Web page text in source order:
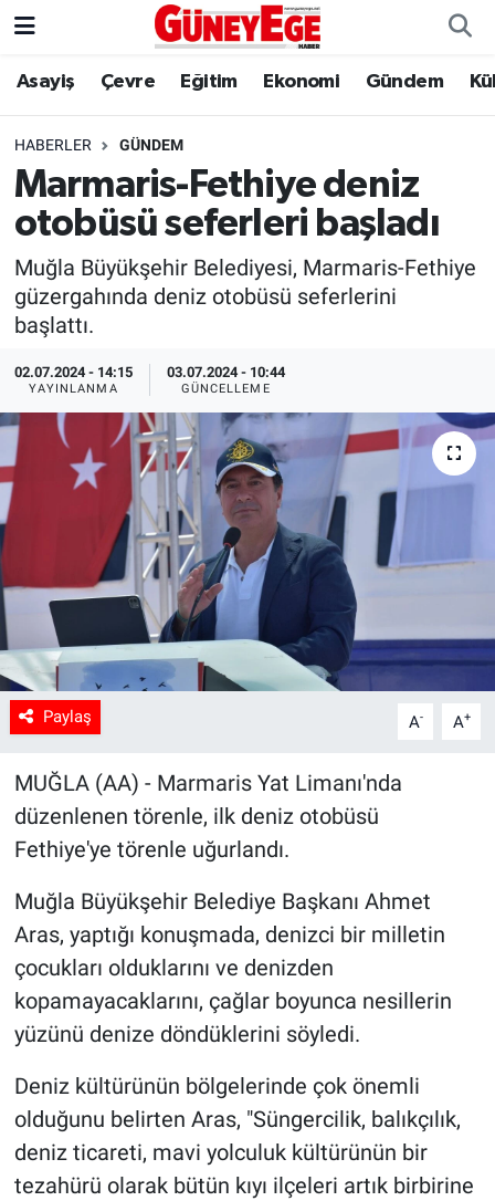
Asayiş Çevre Eğitim Ekonomi Gündem
HABERLER GÜNDEM
Marmaris-Fethiye deniz
otobüsü seferleri başladı
Muğla Büyükşehir Belediyesi, Marmaris-Fethiye
güzergahında deniz otobüsü seferlerini
başlattı.
02.07.2024 - 14:15
YAYINLANMA
03.07.2024 - 10:44
GÜNCELLEME
Paylaş A- A+
MUĞLA (AA) - Marmaris Yat Limanı'nda
düzenlenen törenle, ilk deniz otobüsü
Fethiye'ye törenle uğurlandı.
Muğla Büyükşehir Belediye Başkanı Ahmet
Aras, yaptığı konuşmada, denizci bir milletin
çocukları olduklarını ve denizden
kopamayacaklarını, çağlar boyunca nesillerin
yüzünü denize döndüklerini söyledi.
Deniz kültürünün bölgelerinde çok önemli
olduğunu belirten Aras, "Süngercilik, balıkçılık,
deniz ticareti, mavi yolculuk kültürünün bir
tezahürü olarak bütün kıyı ilçeleri artık birbirine
Asayiş
Çevre
Eğitim
Ekonomi
Gündem
Kültür Sanat
Magazin
Politika
Sağlık
Spor
Yaşam
Tarım
İstanbul Hava Durumu
İstanbul Trafik Yoğunluk Haritası
Süper Lig Puan Durumu ve Fikstür
Tüm Manşetler
Son Dakika Haberleri
Haber Arşivi